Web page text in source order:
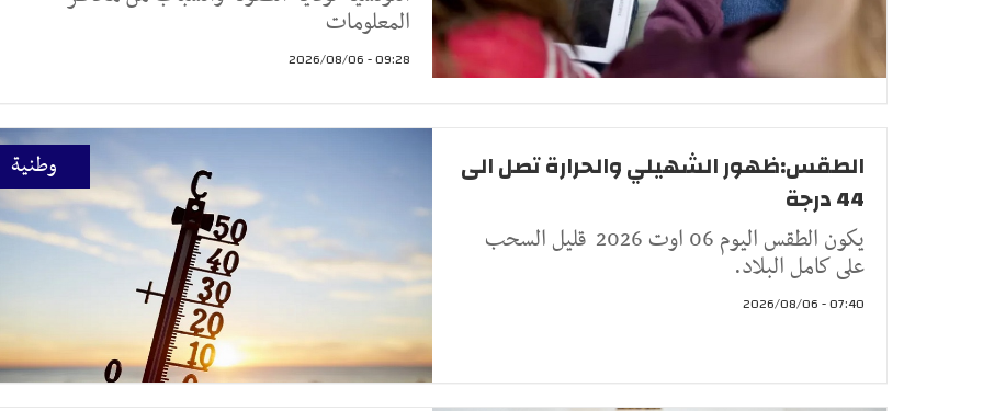
المعلومات
09:28 - 2026/08/06
وطنية
الطقس:ظهور الشهيلي والحرارة تصل الى
44 درجة
يكون الطقس اليوم 06 اوت 2026 قليل السحب
على كامل البلاد.
07:40 - 2026/08/06